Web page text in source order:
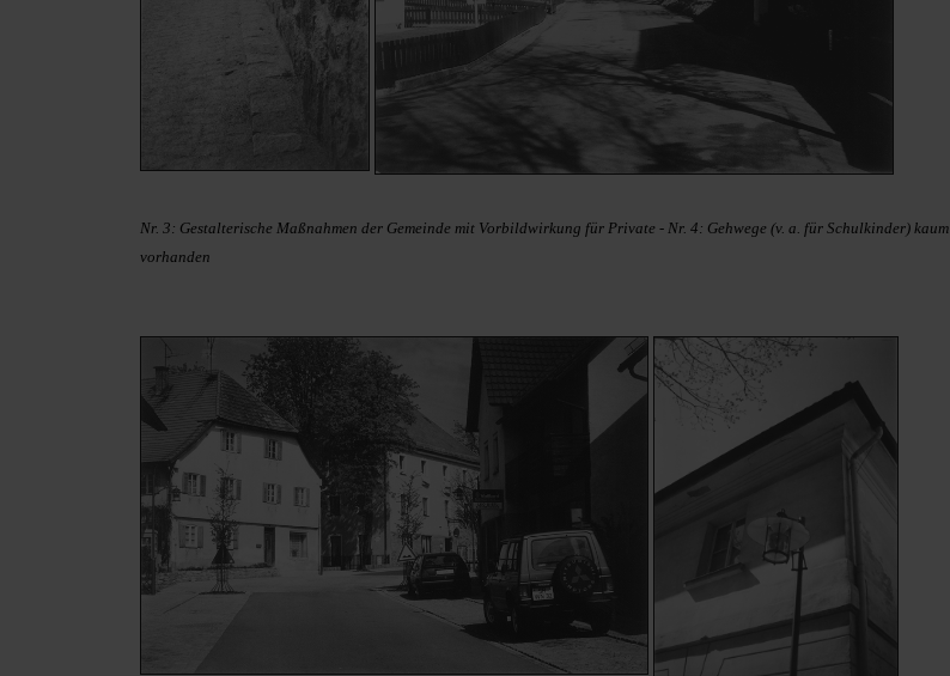
Nr. 3: Gestalterische Maßnahmen der Gemeinde mit Vorbildwirkung für Private - Nr. 4: Gehwege (v. a. für Schulkinder) kaum
vorhanden